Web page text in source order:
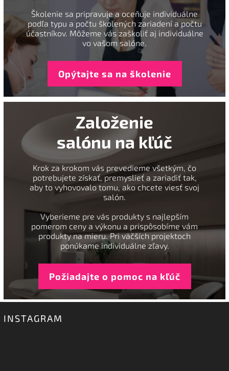
Školenie sa pripravuje a oceňuje individuálne
podľa typu a počtu školených zariadení a počtu
účastníkov. Môžeme vás zaškoliť aj individuálne
vo vašom salóne.
Opýtajte sa na školenie
Založenie
salónu na kľúč
Krok za krokom vás prevedieme všetkým, čo
potrebujete získať, premyslieť a zariadiť tak,
aby to vyhovovalo tomu, ako chcete viesť svoj
salón.
Vyberieme pre vás produkty s najlepším
pomerom ceny a výkonu a prispôsobíme vám
produkty na mieru. Pri väčších projektoch
ponúkame individuálne zľavy.
Požiadajte o pomoc na kľúč
INSTAGRAM